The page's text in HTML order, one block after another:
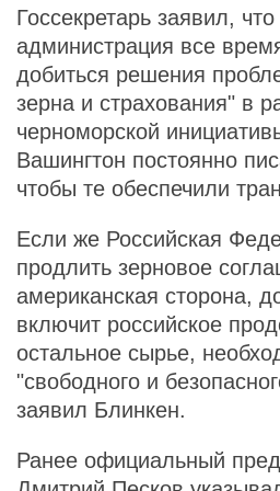
Госсекретарь заявил,
администрация все
добиться решения
зерна и страхования" в
черноморской
Вашингтон постоянно
чтобы те обеспечили
Если же Российская
продлить зерновое
американская сторона,
включит российское
остальное сырье,
"свободного и
заявил Блинкен.
Ранее официальный